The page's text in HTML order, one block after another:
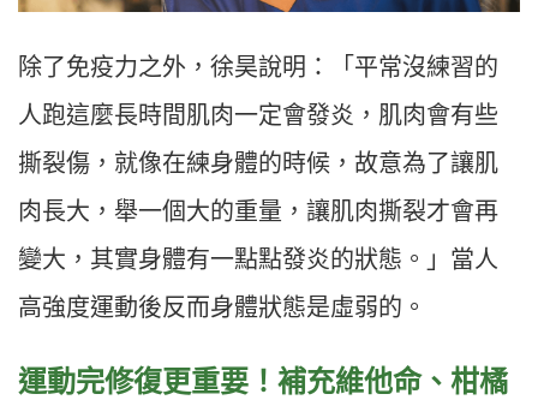
除了免疫力之外，徐昊說明：「平常沒練習的
人跑這麼長時間肌肉一定會發炎，肌肉會有些
撕裂傷，就像在練身體的時候，故意為了讓肌
肉長大，舉一個大的重量，讓肌肉撕裂才會再
變大，其實身體有一點點發炎的狀態。」當人
高強度運動後反而身體狀態是虛弱的。
運動完修復更重要！補充維他命、 柑橘